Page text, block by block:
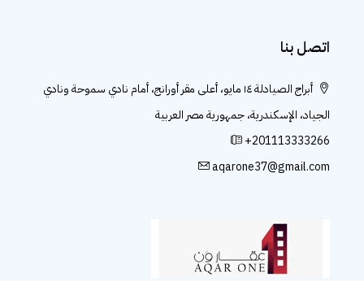
اتصل بنا
أبراج الصيادلة ١٤ مايو، أعلى مقر أورانج، أمام نادي سموحة ونادي
الجياد، الإسكندرية، جمهورية مصر العربية
+201113333266
aqarone37@gmail.com